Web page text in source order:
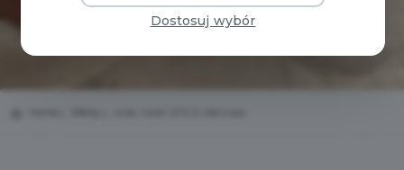
Dostosuj wybór